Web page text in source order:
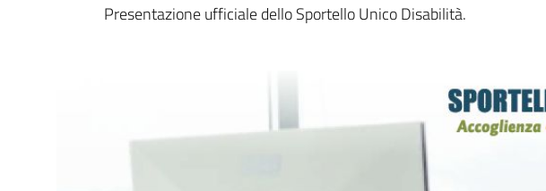
Presentazione ufficiale dello Sportello Unico Disabilità.